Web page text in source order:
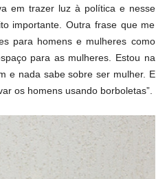
em trazer luz à política e nesse
importante. Outra frase que me
para homens e mulheres como
para as mulheres. Estou na
e nada sabe sobre ser mulher. E
os homens usando borboletas”.